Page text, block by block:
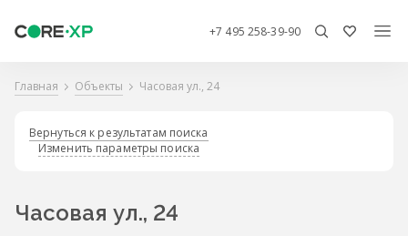
+7 495 258-39-90
Главная Объекты Часовая ул., 24
Вернуться к результатам поиска
Изменить параметры поиска
Часовая ул., 24